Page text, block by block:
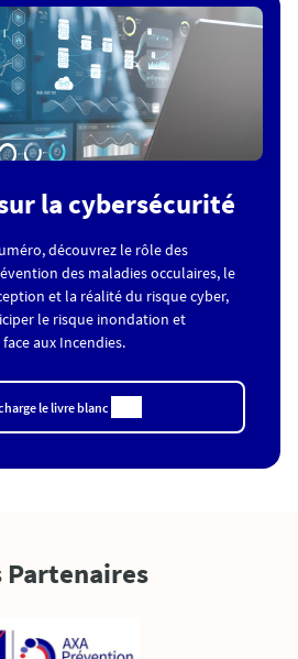
la cybersécurité
découvrez le rôle des
des maladies occulaires, le
et la réalité du risque cyber,
le risque inondation et
aux Incendies.
le livre blanc
Partenaires